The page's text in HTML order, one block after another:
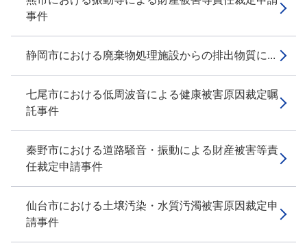
事件
静岡市における廃棄物処理施設からの排出物質に...
七尾市における低周波音による健康被害原因裁定嘱
託事件
秦野市における道路騒音・振動による財産被害等責
任裁定申請事件
仙台市における土壌汚染・水質汚濁被害原因裁定申
請事件